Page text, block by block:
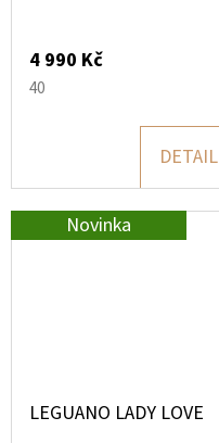
4 990 Kč
40
DETAIL
Novinka
LEGUANO LADY LOVE